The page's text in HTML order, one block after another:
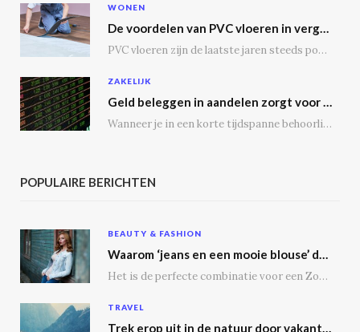
WONEN
De voordelen van PVC vloeren in vergelijking met houten vloeren
PVC vloeren zijn de laatste jaren steeds populairder geworden, en dat is niet zonder reden.…
ZAKELIJK
Geld beleggen in aandelen zorgt voor een passief inkomen
Wanneer je in een korte tijdspanne behoorlijke winst wil maken, is het geen slecht idee…
POPULAIRE BERICHTEN
BEAUTY & FASHION
Waarom ‘jeans en een mooie blouse’ dé outfit is
Het is de perfecte combinatie voor een Zoomgesprek, lunchdate of een dagje shoppen. Bij een…
TRAVEL
Trek erop uit in de natuur door vakantie te vieren op een camping